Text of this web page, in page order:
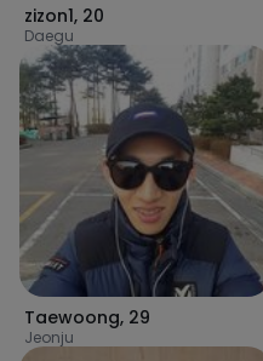
zizon1, 20
Daegu
Taewoong, 29
Jeonju